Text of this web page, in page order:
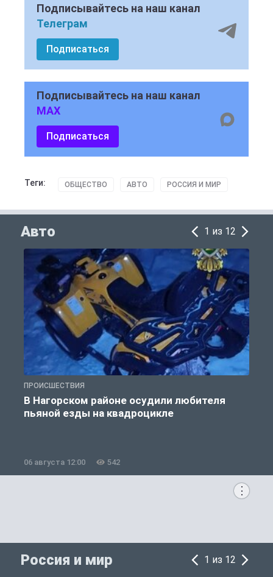
Подписывайтесь на наш канал
Телеграм
Подписаться
Подписывайтесь на наш канал
MAX
Подписаться
Теги: ОБЩЕСТВО АВТО РОССИЯ И МИР
Авто 1 из 12
ПРОИСШЕСТВИЯ
В Нагорском районе осудили любителя
пьяной езды на квадроцикле
06 августа 12:00 542
Россия и мир 1 из 12